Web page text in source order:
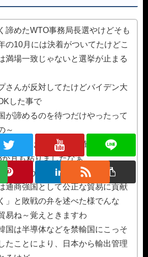
諦めたWTO事務局長選やけどそも
の10月には決着がついてたけどこ
満場一致じゃないと選挙が止まる
さんが反対してたけどバイデン大
した事で
が諦めるのを待つだけやったって
～
10月には結果がほぼ確定してたの
か月も粘りましたなぁ
みかわからんけどユ本部長は「我
通商強国として公正な貿易に貢献
」と敗戦の弁を述べた様でんな
易ね～覚えときますわ
国は半導体などを禁輸国にこっそ
たことにより、日本から輸出管理